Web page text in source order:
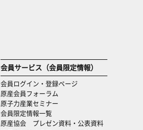
会員サービス（会員限定情報）
会員ログイン・登録ページ
原産会員フォーラム
原子力産業セミナー
会員限定情報一覧
原産協会 プレゼン資料・公表資料